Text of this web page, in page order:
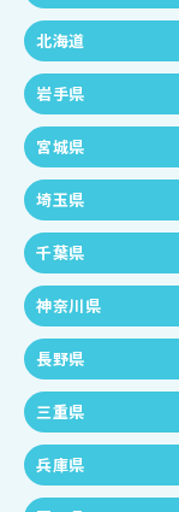
北海道
岩手県
宮城県
埼玉県
千葉県
神奈川県
長野県
三重県
兵庫県